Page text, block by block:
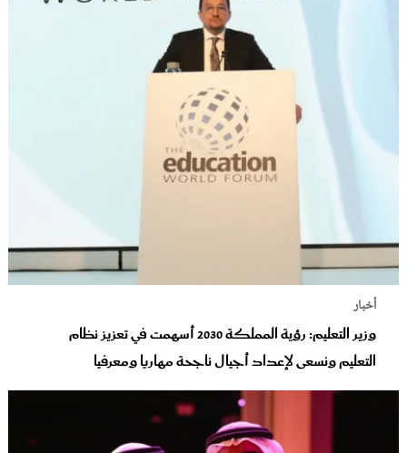
أخبار
وزير التعليم: رؤية المملكة 2030 أسهمت في تعزيز نظام
التعليم ونسعى لإعداد أجيال ناجحة مهاريا ومعرفيا